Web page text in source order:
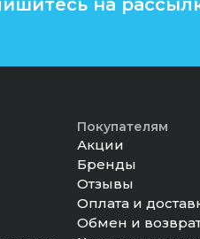
Покупателям
Акции
Бренды
Отзывы
Оплата и
Обмен и